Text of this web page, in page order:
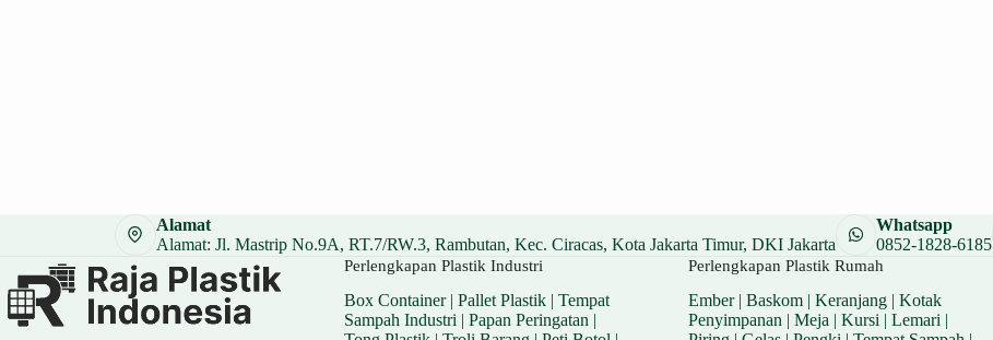
Alamat
Alamat: Jl. Mastrip No.9A, RT.7/RW.3, Rambutan, Kec. Ciracas, Kota Jakarta Timur, DKI Jakarta
Whatsapp
0852-1828-6185
Perlengkapan Plastik Industri
Box Container| Pallet Plastik| Tempat
Sampah Industri | Papan Peringatan |
Perlengkapan Plastik Rumah
Ember| Baskom| Keranjang| Kotak
Penyimpanan | Meja | Kursi | Lemari |